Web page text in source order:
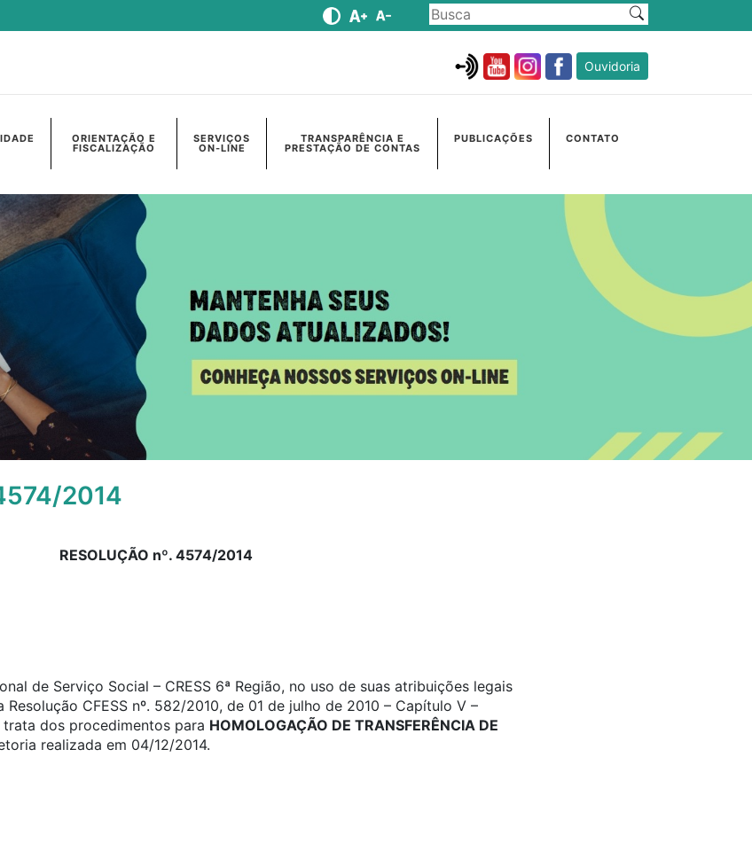
Ouvidoria
ORIENTAÇÃO E
FISCALIZAÇÃO
SERVIÇOS
ON-LINE
TRANSPARÊNCIA E
PRESTAÇÃO DE CONTAS
PUBLICAÇÕES CONTATO
2014
RESOLUÇÃO nº. 4574/2014
de Serviço Social – CRESS 6ª Região, no uso de suas atribuições legais
CFESS nº. 582/2010, de 01 de julho de 2010 – Capítulo V –
dos procedimentos para HOMOLOGAÇÃO DE TRANSFERÊNCIA DE
realizada em 04/12/2014.